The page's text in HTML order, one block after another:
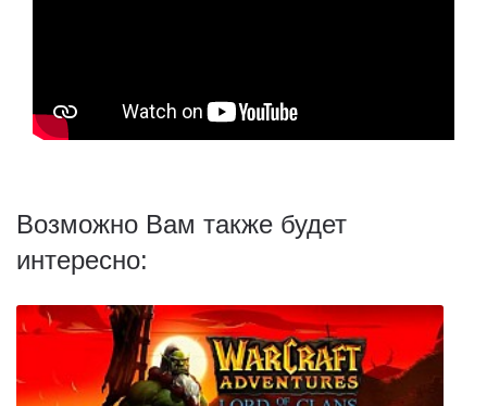
Возможно Вам также будет
интересно: